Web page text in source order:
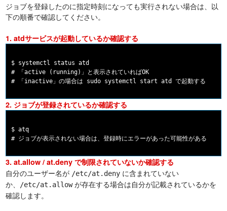
ジョブを登録したのに指定時刻になっても実行されない場合は、以
下の順番で確認してください。
1. atdサービスが起動しているか確認する
$ systemctl status atd
# 「active (running)」と表示されていればOK
2. ジョブが登録されているか確認する
$ atq
3. at.allow / at.deny で制限されていないか確認する
自分のユーザー名が /etc/at.deny に含まれていない
か、
/etc/at.allowが存在する場合は自分が記載されているかを
確認します。